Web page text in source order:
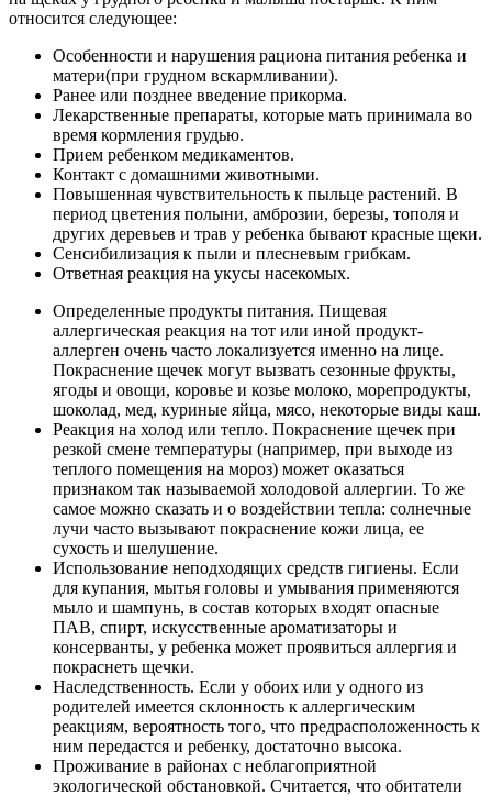
относится следующее:
Особенности и нарушения рациона питания ребенка и
матери(при грудном вскармливании).
Ранее или позднее введение прикорма.
Лекарственные препараты, которые мать принимала во
время кормления грудью.
Прием ребенком медикаментов.
Контакт с домашними животными.
Повышенная чувствительность к пыльце растений. В
период цветения полыни, амброзии, березы, тополя и
других деревьев и трав у ребенка бывают красные щеки.
Сенсибилизация к пыли и плесневым грибкам.
Ответная реакция на укусы насекомых.
Определенные продукты питания. Пищевая
аллергическая реакция на тот или иной продукт-
аллерген очень часто локализуется именно на лице.
Покраснение щечек могут вызвать сезонные фрукты,
ягоды и овощи, коровье и козье молоко, морепродукты,
шоколад, мед, куриные яйца, мясо, некоторые виды каш.
Реакция на холод или тепло. Покраснение щечек при
резкой смене температуры (например, при выходе из
теплого помещения на мороз) может оказаться
признаком так называемой холодовой аллергии. То же
самое можно сказать и о воздействии тепла: солнечные
лучи часто вызывают покраснение кожи лица, ее
сухость и шелушение.
Использование неподходящих средств гигиены. Если
для купания, мытья головы и умывания применяются
мыло и шампунь, в состав которых входят опасные
ПАВ, спирт, искусственные ароматизаторы и
консерванты, у ребенка может проявиться аллергия и
покраснеть щечки.
Наследственность. Если у обоих или у одного из
родителей имеется склонность к аллергическим
реакциям, вероятность того, что предрасположенность к
ним передастся и ребенку, достаточно высока.
Проживание в районах с неблагоприятной
экологической обстановкой. Считается, что обитатели